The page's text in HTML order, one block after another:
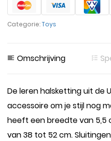
Categorie:Toys
Omschrijving
De leren halsketting uit de
accessoire om je stijl nog
heeft een breedte van 5,5
van 38 tot 52 cm.